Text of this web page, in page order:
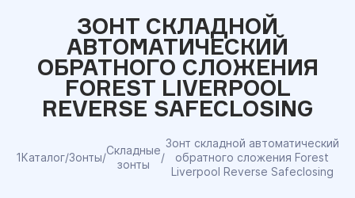
ЗОНТ СКЛАДНОЙ
АВТОМАТИЧЕСКИЙ
ОБРАТНОГО СЛОЖЕНИЯ
FOREST LIVERPOOL
REVERSE SAFECLOSING
1Каталог/Зонты/
Складные
зонты
/
Зонт складной автоматический
обратного сложения Forest
Liverpool Reverse Safeclosing